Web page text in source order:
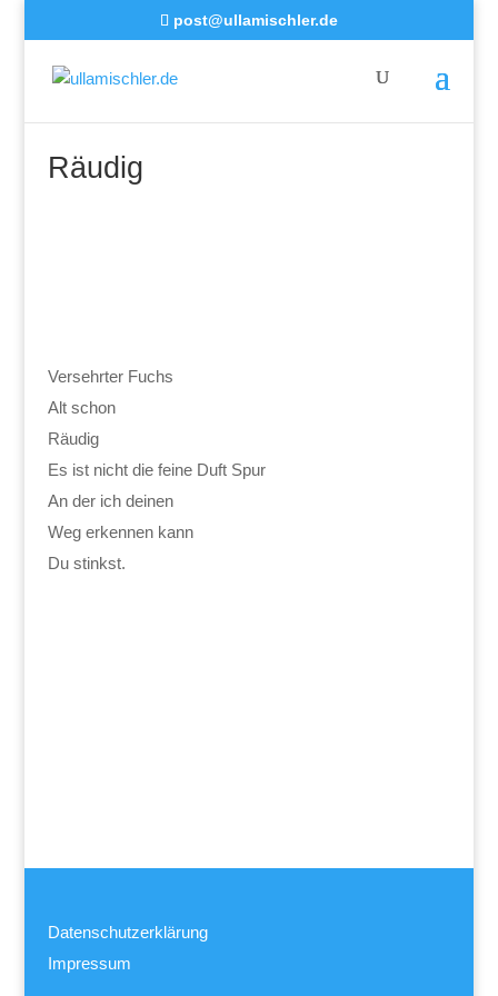
post@ullamischler.de
Räudig
Versehrter Fuchs
Alt schon
Räudig
Es ist nicht die feine Duft Spur
An der ich deinen
Weg erkennen kann
Du stinkst.
Datenschutzerklärung
Impressum